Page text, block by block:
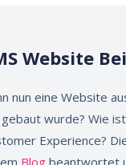
die einfach zu
All-In-One
für Ihr
HubSpot CMS/
ermöglicht auch
Fähigkeiten die
HTML, CSS und
um die
zu verbessern. Alle
im HubSpot CRM
übersichtlich
die
Website
nun eine Website
wurde? Wie
Experience?